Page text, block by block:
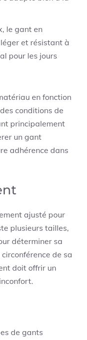
le gant en
et résistant à
pour les jours
en fonction
conditions de
principalement
un gant
adhérence dans
ajusté pour
plusieurs tailles,
déterminer sa
de sa
doit offrir un
de gants